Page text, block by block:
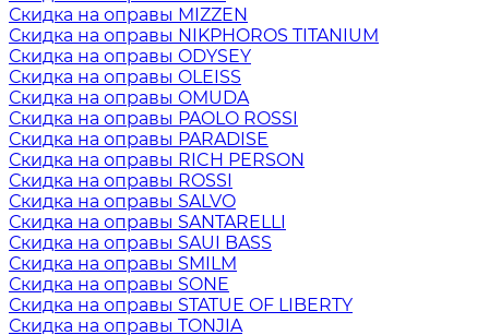
Скидка на оправы MIZZEN
Скидка на оправы NIKPHOROS TITANIUM
Скидка на оправы ODYSEY
Скидка на оправы OLEISS
Скидка на оправы OMUDA
Скидка на оправы PAOLO ROSSI
Скидка на оправы PARADISE
Скидка на оправы RICH PERSON
Скидка на оправы ROSSI
Скидка на оправы SALVO
Скидка на оправы SANTARELLI
Скидка на оправы SAUI BASS
Скидка на оправы SMILM
Скидка на оправы SONE
Скидка на оправы STATUE OF LIBERTY
Скидка на оправы TONJIA